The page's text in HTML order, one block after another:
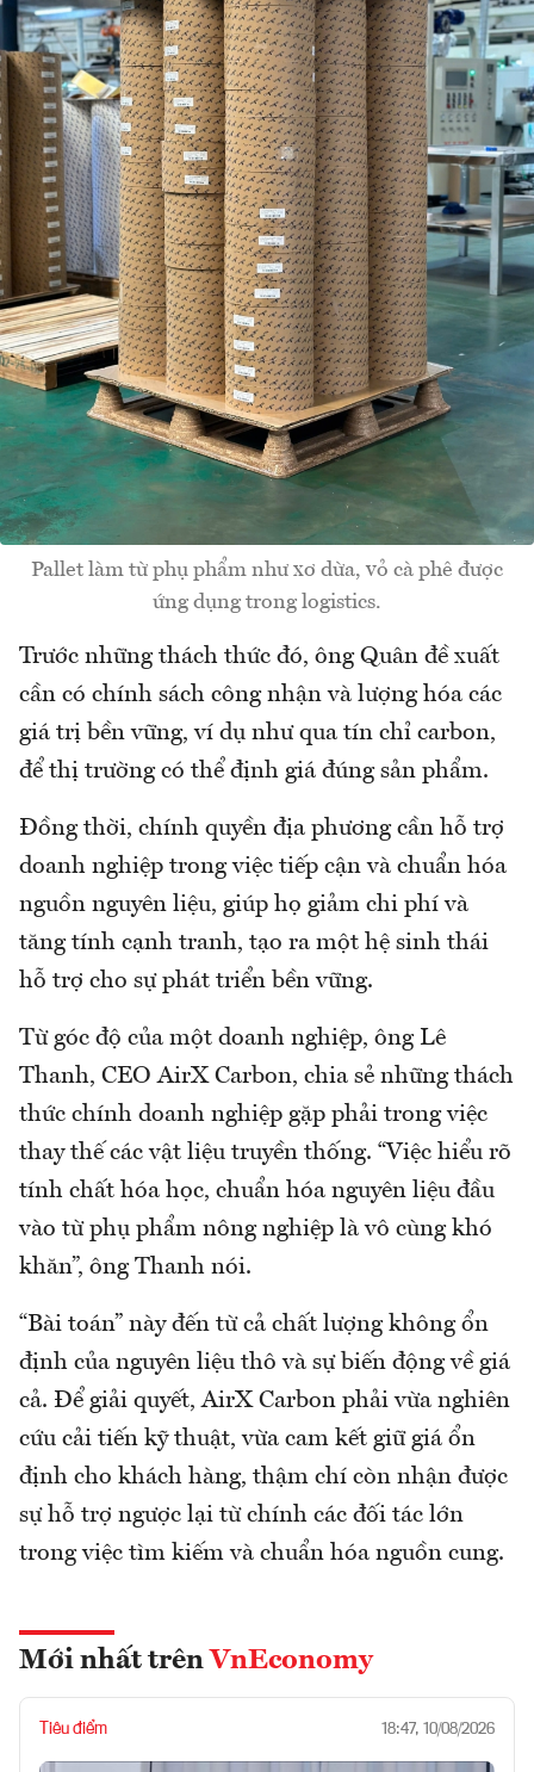
Pallet làm từ phụ phẩm như xơ dừa, vỏ cà phê được
ứng dụng trong logistics.
Trước những thách thức đó, ông Quân đề xuất
cần có chính sách công nhận và lượng hóa các
giá trị bền vững, ví dụ như qua tín chỉ carbon,
để thị trường có thể định giá đúng sản phẩm.
Đồng thời, chính quyền địa phương cần hỗ trợ
doanh nghiệp trong việc tiếp cận và chuẩn hóa
nguồn nguyên liệu, giúp họ giảm chi phí và
tăng tính cạnh tranh, tạo ra một hệ sinh thái
hỗ trợ cho sự phát triển bền vững.
Từ góc độ của một doanh nghiệp, ông Lê
Thanh, CEO AirX Carbon, chia sẻ những thách
thức chính doanh nghiệp gặp phải trong việc
thay thế các vật liệu truyền thống. “Việc hiểu rõ
tính chất hóa học, chuẩn hóa nguyên liệu đầu
vào từ phụ phẩm nông nghiệp là vô cùng khó
khăn”, ông Thanh nói.
“Bài toán” này đến từ cả chất lượng không ổn
định của nguyên liệu thô và sự biến động về giá
cả. Để giải quyết, AirX Carbon phải vừa nghiên
cứu cải tiến kỹ thuật, vừa cam kết giữ giá ổn
định cho khách hàng, thậm chí còn nhận được
sự hỗ trợ ngược lại từ chính các đối tác lớn
trong việc tìm kiếm và chuẩn hóa nguồn cung.
Mới nhất trên VnEconomy
Tiêu điểm 18:47, 10/08/2026